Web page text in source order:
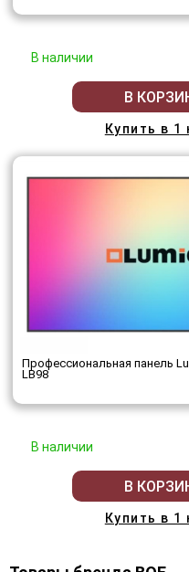
В наличии
В
Купить в 1
Профессиональная панель
LB98
В наличии
В
Купить в 1